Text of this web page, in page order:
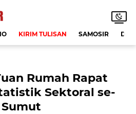
KIRIM TULISAN SAMOSIR
Rumah Rapat
Sektoral se-
Sumut